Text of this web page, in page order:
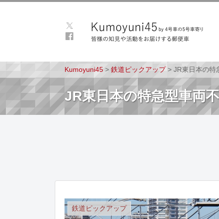
Kumoyuni45 > 鉄道ピックアップ> JR東日本の特
JR東日本の特急型車両
鉄道ピックアップ